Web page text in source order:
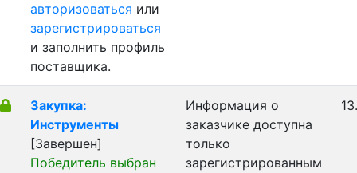
авторизоваться или
зарегистрироваться
и заполнить профиль
поставщика.
Закупка:
Инструменты
[Завершен]
Победитель выбран
Информация о
заказчике доступна
только
зарегистрированным